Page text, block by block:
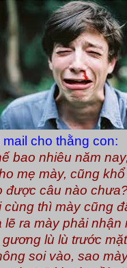
cho thằng con:
bao nhiêu năm
mẹ mày, cũng
được câu nào
cùng thì mày cũng
lẽ ra mày phải nhận
lù lù trước
soi vào, sao